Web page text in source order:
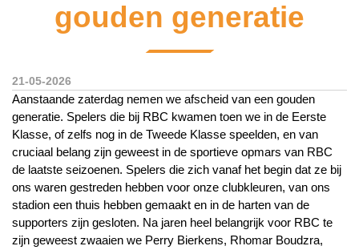
gouden generatie
21-05-2026
Aanstaande zaterdag nemen we afscheid van een gouden
generatie. Spelers die bij RBC kwamen toen we in de Eerste
Klasse, of zelfs nog in de Tweede Klasse speelden, en van
cruciaal belang zijn geweest in de sportieve opmars van RBC
de laatste seizoenen. Spelers die zich vanaf het begin dat ze bij
ons waren gestreden hebben voor onze clubkleuren, van ons
stadion een thuis hebben gemaakt en in de harten van de
supporters zijn gesloten. Na jaren heel belangrijk voor RBC te
zijn geweest zwaaien we Perry Bierkens, Rhomar Boudzra,